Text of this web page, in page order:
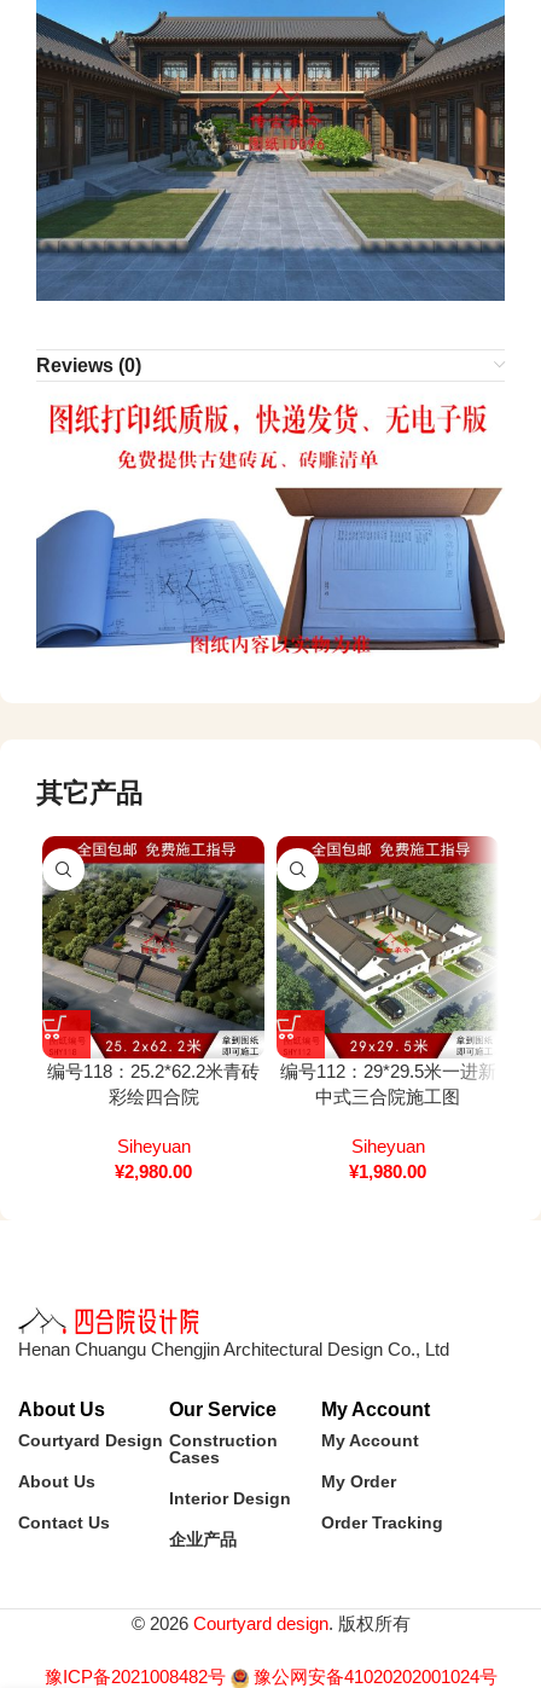
Reviews (0)
其它产品
编号118：25.2*62.2米青砖
彩绘四合院
Siheyuan
¥2,980.00
编号112：29*29.5米一进新
中式三合院施工图
Siheyuan
¥1,980.00
Henan Chuangu Chengjin Architectural Design Co., Ltd
About Us
Courtyard Design
About Us
Contact Us
Our Service
Construction
Cases
Interior Design
企业产品
My Account
My Account
My Order
Order Tracking
© 2026 Courtyard design. 版权所有
豫ICP备2021008482号 豫公网安备41020202001024号